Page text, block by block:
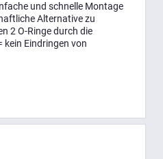
und schnelle Montage
Alternative zu
2 O-Ringe durch die
kein Eindringen von